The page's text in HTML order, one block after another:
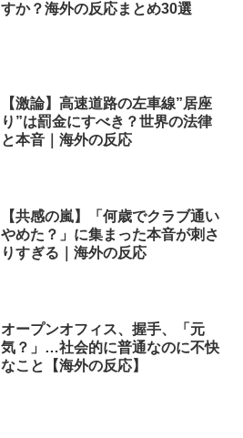
すか？海外の反応まとめ30選
【激論】高速道路の左車線”居座
り”は罰金にすべき？世界の法律
と本音｜海外の反応
【共感の嵐】「何歳でクラブ通い
やめた？」に集まった本音が刺さ
りすぎる｜海外の反応
オープンオフィス、握手、「元
気？」…社会的に普通なのに不快
なこと【海外の反応】